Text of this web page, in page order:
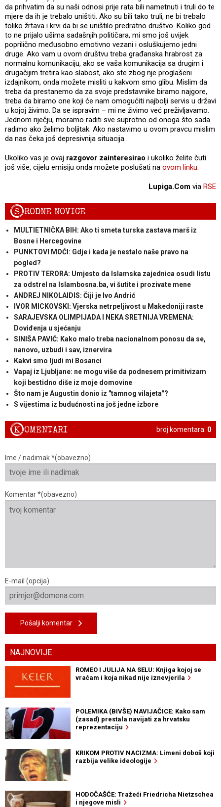
da prihvatim da su naši odnosi prije rata bili nametnuti i truli do te
mjere da ih je trebalo uništiti. Ako su bili tako truli, ne bi trebalo
toliko žrtava i krvi da bi se uništilo predratno društvo. Koliko god
to ne prijalo ušima sadašnjih političara, mi smo još uvijek
poprilično međusobno emotivno vezani i osluškujemo jedni
druge. Ako vam u ovom društvu treba građanska hrabrost za
normalnu komunikaciju, ako se vaša komunikacija sa drugim i
drugačijim tretira kao slabost, ako ste zbog nje proglašeni
izdajnikom, onda možete misliti u kakvom smo glibu. Mislim da
treba da prestanemo da za svoje predstavnike biramo najgore,
treba da biramo one koji će nam omogućiti najbolji servis u državi
u kojoj živimo. Da se ispravim – mi ne živimo već preživljavamo.
Jednom riječju, moramo raditi sve suprotno od onoga što sada
radimo ako želimo boljitak. Ako nastavimo u ovom pravcu mislim
da nas čeka još depresivnija situacija.
Ukoliko vas je ovaj razgovor zainteresirao i ukoliko želite čuti
još više, cijelu emisiju onda možete poslušati na ovom linku.
Lupiga.Com via RSE
SRODNE NOVICE
MULTIETNIČKA BIH: Ako ti smeta turska zastava marš iz
Bosne i Hercegovine
PUNKTOVI MOĆI: Gdje i kada je nestalo naše pravo na
pogled?
PROTIV TERORA: Umjesto da Islamska zajednica osudi listu
za odstrel na Islambosna.ba, vi šutite i prozivate mene
ANDREJ NIKOLAIDIS: Čiji je Ivo Andrić
IVOR MICKOVSKI: Vjerska netrpeljivost u Makedoniji raste
SARAJEVSKA OLIMPIJADA I NEKA SRETNIJA VREMENA:
Doviđenja u sjećanju
SINIŠA PAVIĆ: Kako malo treba nacionalnom ponosu da se,
nanovo, uzbudi i sav, iznervira
Kakvi smo ljudi mi Bosanci
Vapaj iz Ljubljane: ne mogu više da podnesem primitivizam
koji bestidno diše iz moje domovine
Što nam je Augustin donio iz "tamnog vilajeta"?
S vijestima iz budućnosti na još jedne izbore
broj komentara: 0
KOMENTARI
Ime / nadimak *(obavezno)
Komentar *(obavezno)
E-mail (opcija)
Pošalji komentar
NAJNOVIJE
ROMEO I JULIJA NA SELU: Knjiga kojoj se
vraćam i koja nikad nije iznevjerila
POLEMIKA (BIVŠE) NAVIJAČICE: Kako sam
(zasad) prestala navijati za hrvatsku
reprezentaciju
KRIKOM PROTIV NACIZMA: Limeni doboš koji
razbija velike ideologije
HODOČAŠĆE: Tražeći Friedricha Nietzschea
i njegove misli